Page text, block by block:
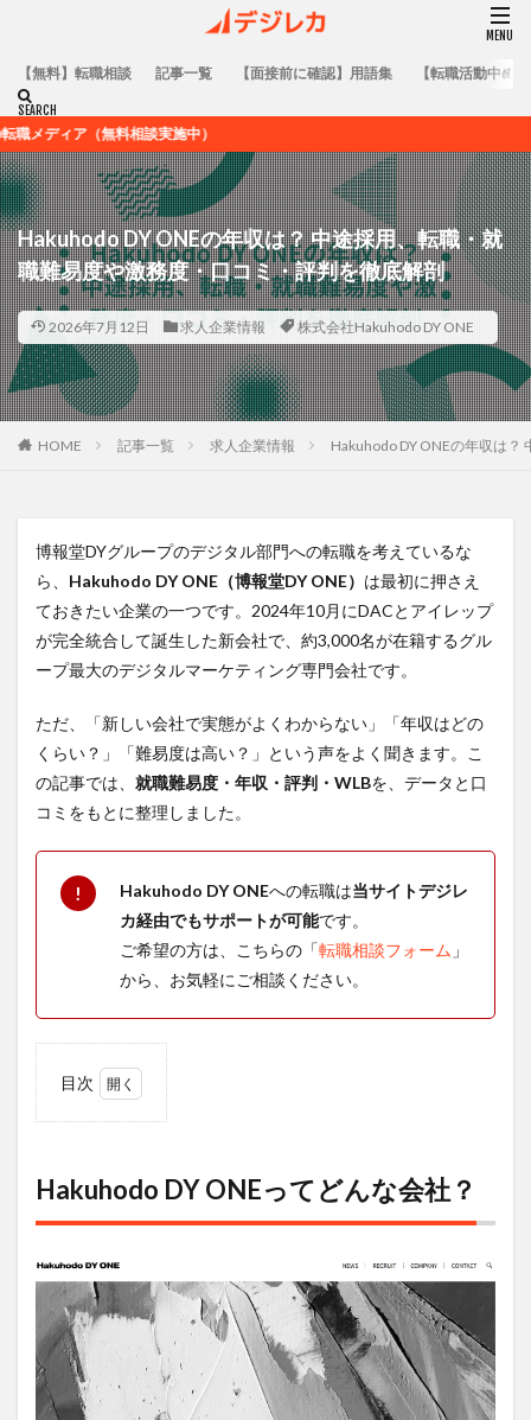
【無料】転職相談 記事一覧 【面接前に確認】用語集 【転職活動中の
料相談実施中）
Hakuhodo DY ONEの年収は？ 中途採用、転職・就
職難易度や激務度・口コミ・評判を徹底解剖
2026年7月12日 求人企業情報 株式会社Hakuhodo DY ONE
HOME 記事一覧 求人企業情報 Hakuhodo DY ONEの年収は
博報堂DYグループのデジタル部門への転職を考えているな
ら、 Hakuhodo DY ONE（博報堂DY ONE） は最初に押さえ
ておきたい企業の一つです。2024年10月にDACとアイレップ
が完全統合して誕生した新会社で、約3,000名が在籍するグル
ープ最大のデジタルマーケティング専門会社です。
ただ、「新しい会社で実態がよくわからない」「年収はどの
くらい？」「難易度は高い？」という声をよく聞きます。こ
の記事では、 就職難易度・年収・評判・WLBを、データと口
コミをもとに整理しました。
! Hakuhodo DY ONEへの転職は当サイトデジレ
カ経由でもサポートが可能です。
ご希望の方は、こちらの「転職相談フォーム 」
から、お気軽にご相談ください。
目次
てどんな
会社？
Hakuhodo
DY ONEの
年収事情
2.1
ボー
ナ
ス・
Hakuhodo DY ONEってどんな会社？